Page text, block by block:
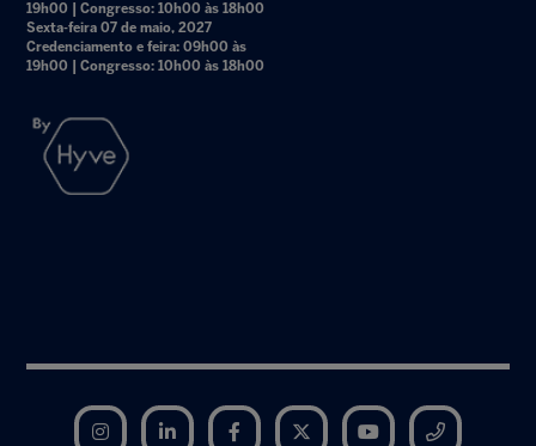
19h00 | Congresso: 10h00 às 18h00
Sexta-feira 07 de maio, 2027
Credenciamento e feira: 09h00 às
19h00 | Congresso: 10h00 às 18h00
Instagram LinkedIn Facebook Twitter YouTube